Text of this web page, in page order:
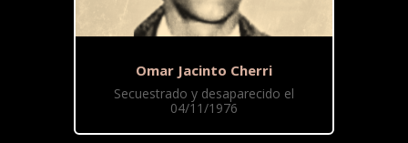
Omar Jacinto Cherri
Secuestrado y desaparecido el
04/11/1976